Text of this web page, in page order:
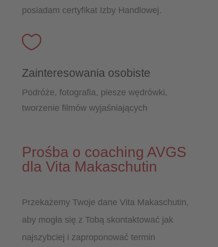
posiadam certyfikat Izby Handlowej.

Zainteresowania osobiste
Podróże, fotografia, piesze wędrówki,
tworzenie filmów wyjaśniających
Prośba o coaching AVGS
dla Vita Makaschutin
Przekażemy Twoje dane Vita Makaschutin,
aby mogła się z Tobą skontaktować jak
najszybciej i zaproponować termin